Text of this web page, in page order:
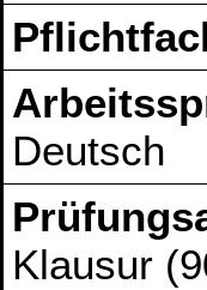
Deutsch
Klausur